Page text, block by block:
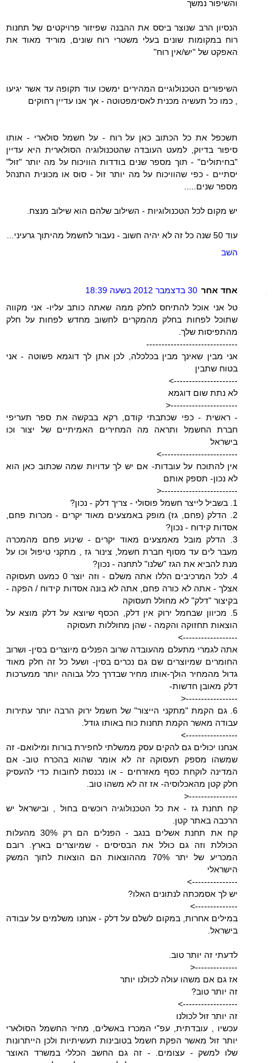
והשיפור נמשך
הנסיון הרב שנוצר ביסס את ההבנה שפיזור פרויקטים של תחנות
רוח במקומות שונים בעלי משטרי רוח שונים, מוריד מאוד את
האפקט של "יש/אין רוח"
השיפורים הטכנולוגיים המהירים ימשכו עוד תקופה עד אשר יגיעו
, כמו כל תעשיה מכנית לאסימפטוטה - אך אנו עדיין רחוקים
תשכפל את כל הכתוב כאן על רוח - על חשמל סולארי - אותו
סיפור בדיוק, למעט העובדה שהטכנולוגיה הסולארית היא עדיין
"בחיתולים" - תוך מספר שנים בודדות הוויכוח על מה יותר "זול"
יסתיים - כפי שהוויכוח על מה יותר זול - סוס או מכונית התנהל
מספר שנים.....
יש מקום לכל הטכנולוגיות - השילוב שלהם הוא שילוב מנצח.
עוד 50 שנה כל זה לא יהיה חשוב - נעבור לחשמל מהיתוך גרעיני...
השב
אחד אחר 30 בדצמבר 2012 בשעה 18:39
טל אני אוכל להתיחס לחלק ממה שאתה כותב עליו- אני מקווה
שתוכל לפחות בחלק מהמקרים לחשוב מחדש לפחות על חלק
מהתפיסות שלך.
------------------------------
אני מבין שאינך מבין בכלכלה, לכן אתן לך דוגמא פשוטה - אני
בטוח שתבין
--------------------->
לא נתת שום דוגמא
----------------------<
- ראשית - כפי שכתבתי קודם, רקא בבקשה את ספר תעריפי
חברת החשמל ותראה מה המחירים האמיתיים של יצור וכו
בישראל
------------------------->
אין להתוכח על עובדות- אם יש לך עדויות שמה שכתוב כאן הוא
לא נכון- תספק אותם
-------------------------<
1. בשביל לייצר חשמל פוסולי - צריך דלק - נכון?
2. הדלק (פחם, גז) מופק באמצעים מאוד יקרים - מכרות פחם,
אסדות קידוח - נכון?
3. הדלק מובל מאמצעים מאוד יקרים - שינוע פחם מהמכרה
מעבר לים עד מסוף חברת חשמל, צינור גז , מתקני טיפול וכו על
מנת להביא את הגז "שלנו" לתחנה - נכון?
4. לכל המרכיבים הללו אתה משלם - וזה יוצר 0 כמעט תעסוקה
אצלך - אתה לא כורה פחם, אתה לא בונה אסדות קידוח / הפקה -
בקיצור "דלק" לא מחולל תעסוקה
5. מכיוון שבחמל ירוק אין דלק, הכסף שיוצא על דלק מוצא על
הוצאות תחזוקה והקמה - שהן מחוללות תעסוקה
------------------>
אתה לגמרי מתעלם מהעובדה שרוב הפנלים מיוצרים בסין- ושרוב
החומרים שמיוצרים שם גם נכרים בסין- ושעל כל זה חלק מאוד
גדול מהמחיר הולך-אותו מחיר שבדרך כלל גבוהה יותר ממערכות
דלק מאובן חדשות-
-----------------<
6. גם הקמת "מתקני הייצור" של חשמל ירוק הרבה יותר עתירות
עבודה מאשר הקמת תחנות כוח באותו גודל.
----------------->
אנחנו יכולים גם להקים עסק ממשלתי לחפירת בורות ומילואם- זה
שמשהו מספק תעסוקה זה לא אומר שהוא בהכרח טוב- אם
המדינה לוקחת כסף מאזרחים - או נכנסת לחובות כדי להעסיק
חלק קטן מהאכלוסיה- אז זה לא משהו טוב.
----------------<
קח תחנת גז - את כל הטכנולוגיה רוכשים בחול , ובישראל יש
הרכבה באתר קטן.
קח את תחנת אשלים בנגב - הפנלים הם רק 30% מהעלות
הכוללת וזה גם כולל את הבסיסים - שמיוצרים בארץ. רובם
המכריע של יתר 70% מההוצאות הם הוצאות לתוך המשק
הישראלי
--------------->
יש לך אסמכתה לנתונים האלו?
-------------->
במילים אחרות, במקום לשלם על דלק - אנחנו משלמים על עבודה
בישראל.
לדעתי זה יותר טוב.
--------------<
אז גם אם משהו עולה לכולנו יותר
זה יותר טוב?
------------------>
זה יותר זול לכולנו
עכשיו , עובדתית, עפ"י המכרז באשלים, מחיר החשמל הסולארי
יותר זול מאשר הפקת חשמל בטובינות תעשיתיות ולכן הייתרונות
שלו למשק - עצומים. - זה גם החשב הכללי במשרד האוצר